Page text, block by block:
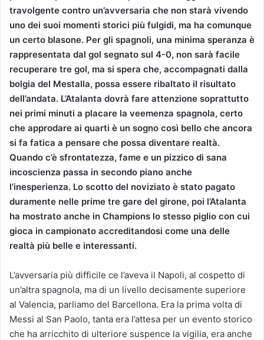
'
e
m
a
i
l
travolgente contro un’avversaria che non starà vivendo
uno dei suoi momenti storici più fulgidi, ma ha comunque
un certo blasone. Per gli spagnoli, una minima speranza è
rappresentata dal gol segnato sul 4-0, non sarà facile
recuperare tre gol, ma si spera che, accompagnati dalla
bolgia del Mestalla, possa essere ribaltato il risultato
dell’andata. L’Atalanta dovrà fare attenzione soprattutto
nei primi minuti a placare la veemenza spagnola, certo
che approdare ai quarti è un sogno così bello che ancora
si fa fatica a pensare che possa diventare realtà.
Quando c’è sfrontatezza, fame e un pizzico di sana
incoscienza passa in secondo piano anche
l’inesperienza. Lo scotto del noviziato è stato pagato
duramente nelle prime tre gare del girone, poi l’Atalanta
ha mostrato anche in Champions lo stesso piglio con cui
gioca in campionato accreditandosi come una delle
realtà più belle e interessanti.
L’avversaria più difficile ce l’aveva il Napoli, al cospetto di
un’altra spagnola, ma di un livello decisamente superiore
al Valencia, parliamo del Barcellona. Era la prima volta di
Messi al San Paolo, tanta era l’attesa per un evento storico
che ha arricchito di ulteriore suspence la vigilia, era anche